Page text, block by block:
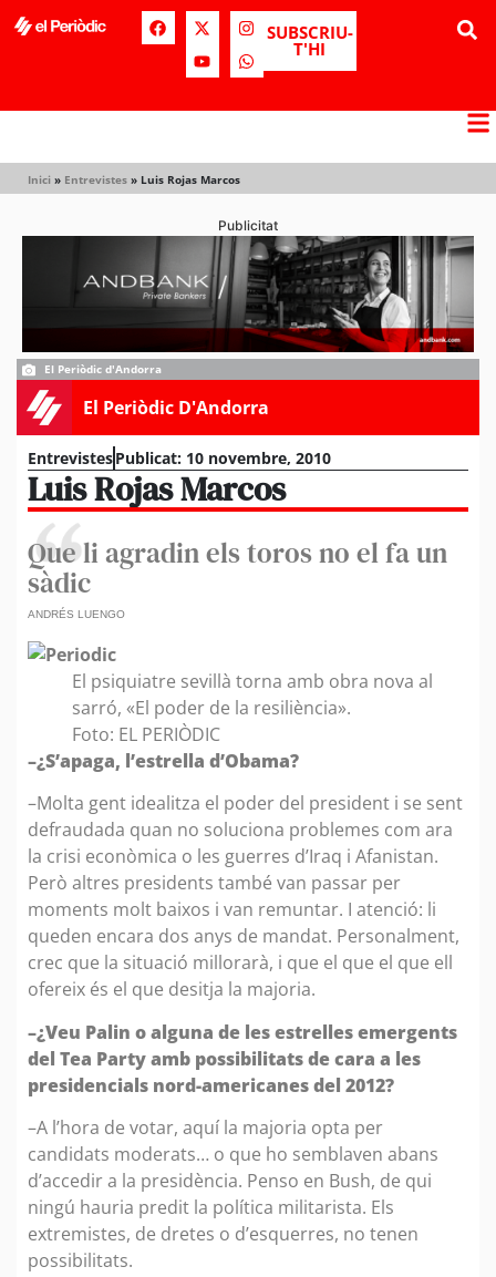
SUBSCRIU-
T'HI
Inici » Entrevistes » Luis Rojas Marcos
Publicitat
El Periòdic d'Andorra
El Periòdic D'Andorra
EntrevistesPublicat: 10 novembre, 2010
Luis Rojas Marcos
Que li agradin els toros no el fa un
sàdic
ANDRÉS LUENGO
El psiquiatre sevillà torna amb obra nova al
sarró, «El poder de la resiliència».
Foto: EL PERIÒDIC
–¿S’apaga, l’estrella d’Obama?
–Molta gent idealitza el poder del president i se sent
defraudada quan no soluciona problemes com ara
la crisi econòmica o les guerres d’Iraq i Afanistan.
Però altres presidents també van passar per
moments molt baixos i van remuntar. I atenció: li
queden encara dos anys de mandat. Personalment,
crec que la situació millorarà, i que el que el que ell
ofereix és el que desitja la majoria.
–¿Veu Palin o alguna de les estrelles emergents
del Tea Party amb possibilitats de cara a les
presidencials nord-americanes del 2012?
–A l’hora de votar, aquí la majoria opta per
candidats moderats… o que ho semblaven abans
d’accedir a la presidència. Penso en Bush, de qui
ningú hauria predit la política militarista. Els
extremistes, de dretes o d’esquerres, no tenen
possibilitats.